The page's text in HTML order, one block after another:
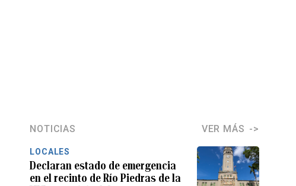
NOTICIAS VER MÁS
LOCALES
Declaran estado de emergencia
en el recinto de Río Piedras de la